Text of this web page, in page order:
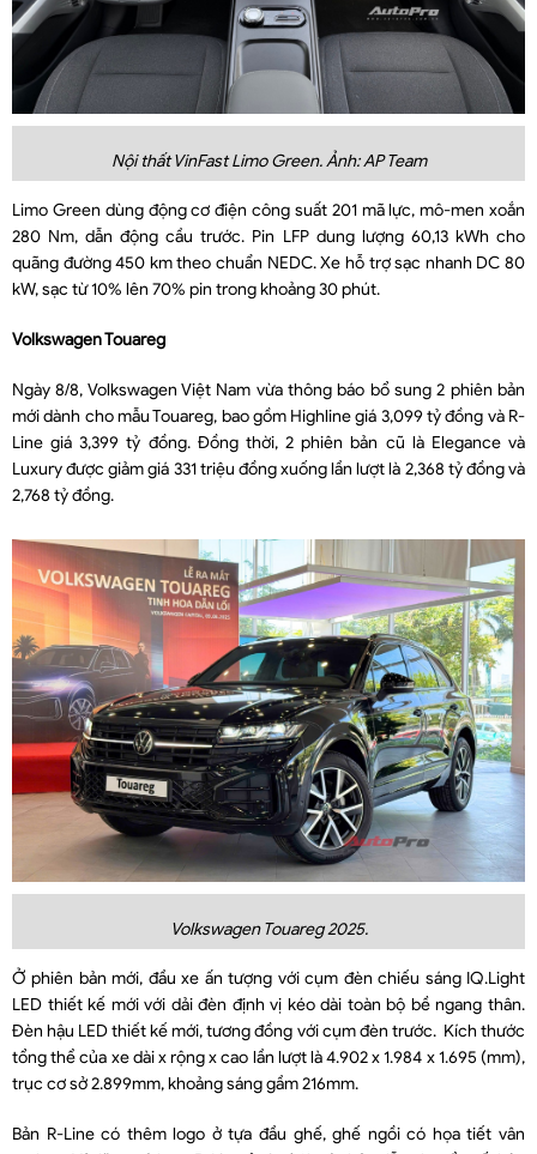
Nội thất VinFast Limo Green. Ảnh: AP Team
Limo Green dùng động cơ điện công suất 201 mã lực, mô-men xoắn
280 Nm, dẫn động cầu trước. Pin LFP dung lượng 60,13 kWh cho
quãng đường 450 km theo chuẩn NEDC. Xe hỗ trợ sạc nhanh DC 80
kW, sạc từ 10% lên 70% pin trong khoảng 30 phút.
Volkswagen Touareg
Ngày 8/8, Volkswagen Việt Nam vừa thông báo bổ sung 2 phiên bản
mới dành cho mẫu Touareg, bao gồm Highline giá 3,099 tỷ đồng và R-
Line giá 3,399 tỷ đồng. Đồng thời, 2 phiên bản cũ là Elegance và
Luxury được giảm giá 331 triệu đồng xuống lần lượt là 2,368 tỷ đồng và
2,768 tỷ đồng.
Volkswagen Touareg 2025.
Ở phiên bản mới, đầu xe ấn tượng với cụm đèn chiếu sáng IQ.Light
LED thiết kế mới với dải đèn định vị kéo dài toàn bộ bề ngang thân.
Đèn hậu LED thiết kế mới, tương đồng với cụm đèn trước. Kích thước
tổng thể của xe dài x rộng x cao lần lượt là 4.902 x 1.984 x 1.695 (mm),
trục cơ sở 2.899mm, khoảng sáng gầm 216mm.
Bản R-Line có thêm logo ở tựa đầu ghế, ghế ngồi có họa tiết vân